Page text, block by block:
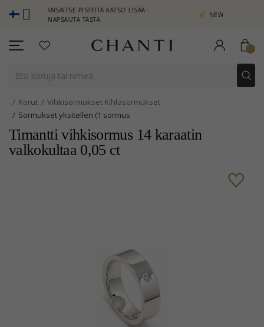
ANSAITSE PISTEITÄ KATSO LISÄÄ -
NAPSAUTA TÄSTÄ
NEW COLLECTION | AURA
Korut
Vihkisormukset Kihlasormukset
Sormukset yksitellen (1 sormus
Timantti vihkisormus 14 karaatin
valkokultaa 0,05 ct